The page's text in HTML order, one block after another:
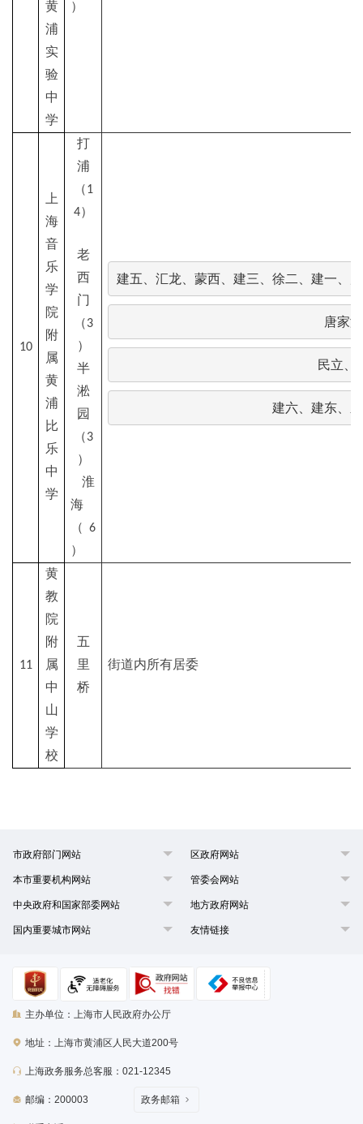
黄
浦
实
验
中
学
）
10
上
海
音
乐
学
院
附
属
黄
浦
比
乐
中
学
打
浦
（1
4）
老
西
（3
）
半
淞
园
（3
）
淮
海
（6
）
建五、汇龙、蒙西、建三、徐二、建一、
唐家
民立、
建六、建东、
11
黄
教
院
附
属
中
山
学
校
五
里
桥
街道内所有居委
市政府部门网站 区政府网站
本市重要机构网站 管委会网站
中央政府和国家部委网站 地方政府网站
国内重要城市网站 友情链接
主办单位：上海市人民政府办公厅
地址：上海市黄浦区人民大道200号
上海政务服务总客服：021-12345
邮编：200003 政务邮箱